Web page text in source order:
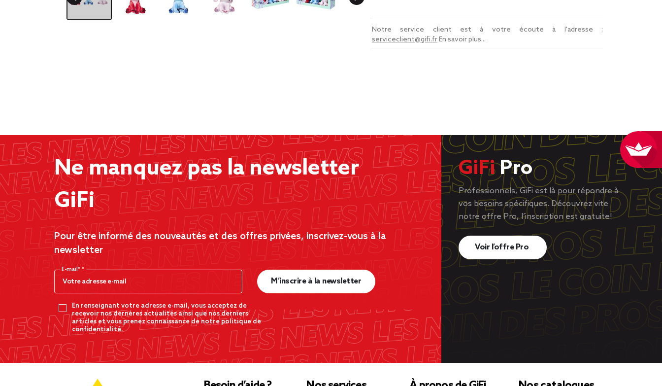
Notre service client est à votre écoute à l'adresse :
serviceclient@gifi.frEn savoir plus...
Ne manquez pas la newsletter
GiFi
Pour être informé des nouveautés et des offres privées, inscrivez-vous à la
newsletter
E-mail*
En renseignant votre adresse e-mail, vous acceptez de
recevoir nos dernères actualités ainsi que nos derniers
articles et vous prenez connaissance de notre politique de
confidentialité.
M’inscrire à la newsletter
GiFiPro
Professionnels, GiFi est là pour répondre à
vos besoins spécifiques. Découvrez vite
notre offre Pro, l’inscription est gratuite!
Voir l’offre Pro